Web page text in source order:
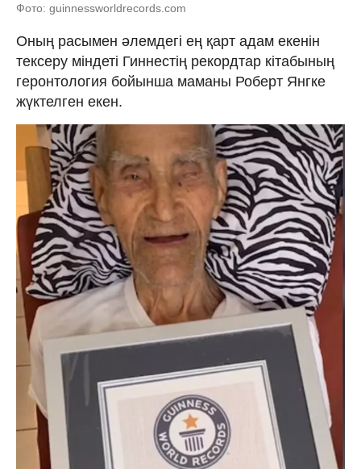
Фото: guinnessworldrecords.com
Оның расымен әлемдегі ең қарт адам екенін
тексеру міндеті Гиннестің рекордтар кітабының
геронтология бойынша маманы Роберт Янгке
жүктелген екен.